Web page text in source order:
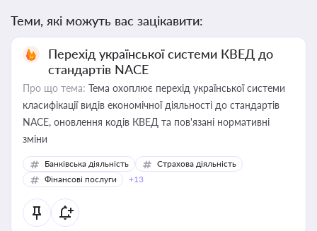
Теми, які можуть вас зацікавити:
Перехід української системи КВЕД до
стандартів NACE
Про що тема: Тема охоплює перехід української системи
класифікації видів економічної діяльності до стандартів
NACE, оновлення кодів КВЕД та пов'язані нормативні
зміни
Банківська діяльність
Страхова діяльність
Фінансові послуги
+13